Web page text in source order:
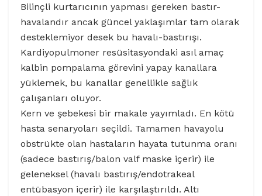
Bilinçli kurtarıcının yapması gereken bastır-
havalandır ancak güncel yaklaşımlar tam olarak
desteklemiyor desek bu havalı-bastırışı.
Kardiyopulmoner resüsitasyondaki asıl amaç
kalbin pompalama görevini yapay kanallara
yüklemek, bu kanallar genellikle sağlık
çalışanları oluyor.
Kern ve şebekesi bir makale yayımladı. En kötü
hasta senaryoları seçildi. Tamamen havayolu
obstrükte olan hastaların hayata tutunma oranı
(sadece bastırış/balon valf maske içerir) ile
geleneksel (havalı bastırış/endotrakeal
entübasyon içerir) ile karşılaştırıldı. Altı